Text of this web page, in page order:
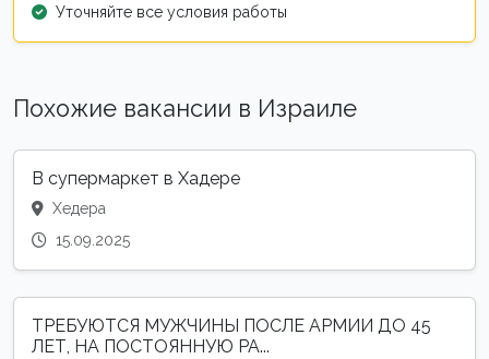
Уточняйте все условия работы
Похожие вакансии в Израиле
В супермаркет в Хадере
Хедера
15.09.2025
ТРЕБУЮТСЯ МУЖЧИНЫ ПОСЛЕ АРМИИ ДО 45
ЛЕТ, НА ПОСТОЯННУЮ РА...